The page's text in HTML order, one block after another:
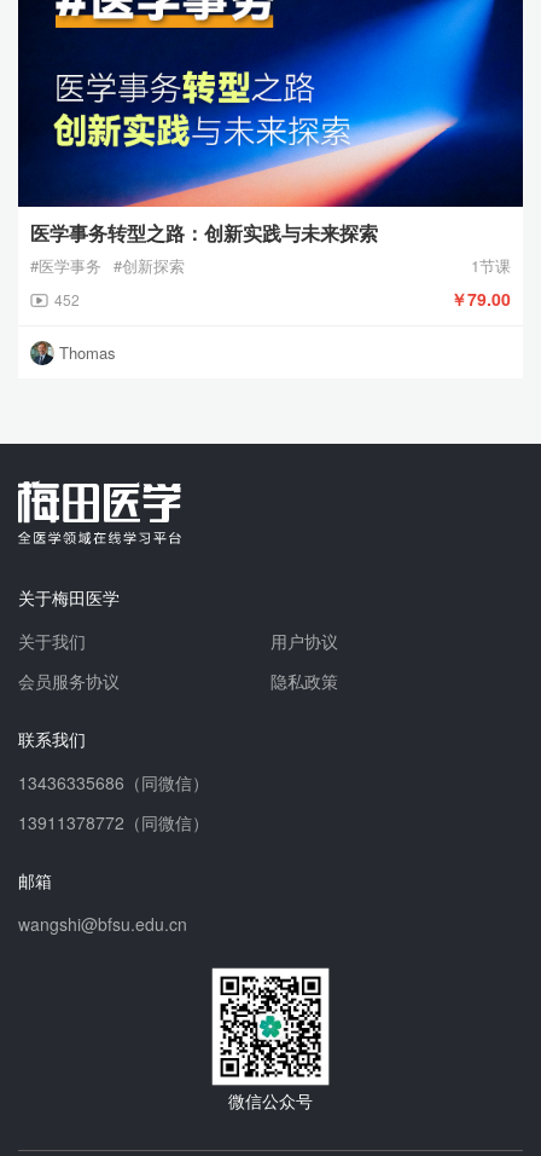
医学事务转型之路：创新实践与未来探索
#医学事务 #创新探索 1节课
452 ￥79.00
Thomas
关于梅田医学
关于我们
用户协议
会员服务协议
隐私政策
联系我们
13436335686（同微信）
13911378772（同微信）
邮箱
wangshi@bfsu.edu.cn
微信公众号